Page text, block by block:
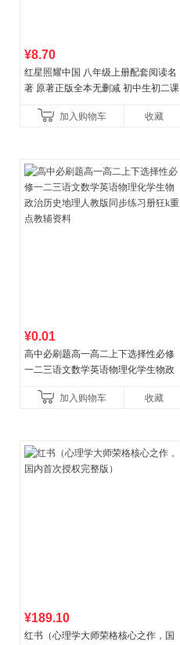
¥8.70
红星照耀中国 八年级上册配套阅读名
著 原著正版全本无删减 初中生初二课
加入购物车
收藏
¥0.01
高中必刷题高一高二上下选择性必修
一二三语文数学英语物理化学生物政
教辅资料加入购物车 收藏
¥189.10
红书（心理学大师荣格核心之作，国